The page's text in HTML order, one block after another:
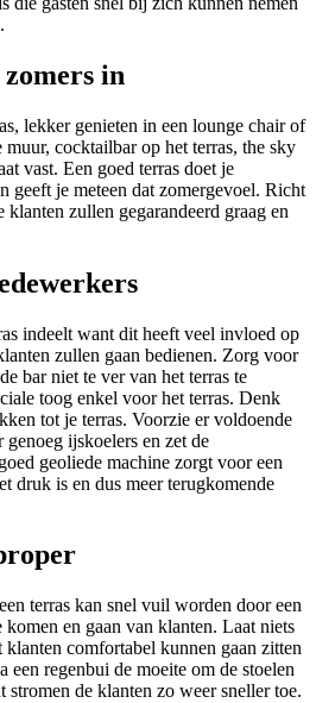
in
lekker genieten in een lounge chair of
cocktailbar op het terras, the sky
vast. Een goed terras doet je
geeft je meteen dat zomergevoel. Richt
zullen gegarandeerd graag en
indeelt want dit heeft veel invloed op
zullen gaan bedienen. Zorg voor
bar niet te ver van het terras te
toog enkel voor het terras. Denk
tot je terras. Voorzie er voldoende
ijskoelers en zet de
geoliede machine zorgt voor een
druk is en dus meer terugkomende
terras kan snel vuil worden door een
en gaan van klanten. Laat niets
comfortabel kunnen gaan zitten
een regenbui de moeite om de stoelen
stromen de klanten zo weer sneller toe.